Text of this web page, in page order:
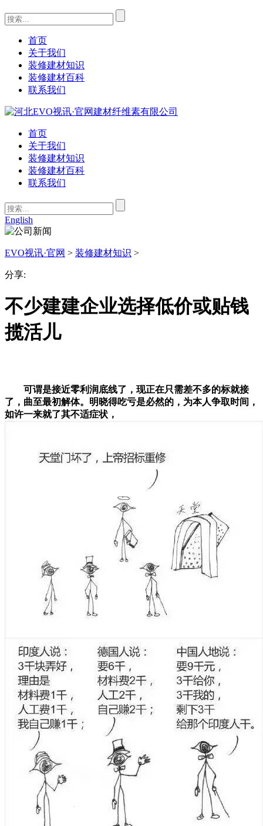
首页
关于我们
装修建材知识
装修建材百科
联系我们
首页
关于我们
装修建材知识
装修建材百科
联系我们
English
EVO视讯·官网 > 装修建材知识 >
分享:
不少建建企业选择低价或贴钱
揽活儿
可谓是接近零利润底线了，现正在只需差不多的标就接
了，曲至最初解体。明晓得吃亏是必然的，为本人争取时间，
如许一来就了其不适症状，